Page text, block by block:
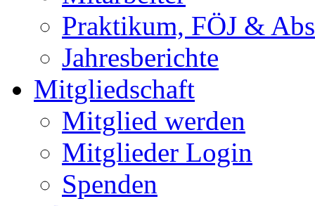
Praktikum, FÖJ &
Jahresberichte
Mitgliedschaft
Mitglied werden
Mitglieder Login
Spenden